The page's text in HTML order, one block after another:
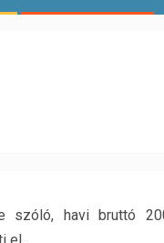
szóló, havi bruttó